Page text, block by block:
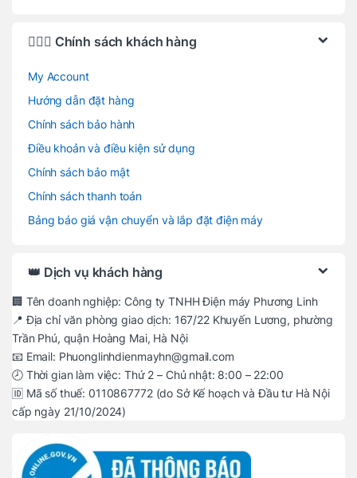
🙋🏻‍♂️ Chính sách khách hàng
My Account
Hướng dẫn đặt hàng
Chính sách bảo hành
Điều khoản và điều kiện sử dụng
Chính sách bảo mật
Chính sách thanh toán
Bảng báo giá vận chuyển và lắp đặt điện máy
👑 Dịch vụ khách hàng
🏢 Tên doanh nghiệp: Công ty TNHH Điện máy Phương Linh
📍 Địa chỉ văn phòng giao dịch: 167/22 Khuyến Lương, phường
Trần Phú, quận Hoàng Mai, Hà Nội
📧 Email: Phuonglinhdienmayhn@gmail.com
🕗 Thời gian làm việc: Thứ 2 – Chủ nhật: 8:00 – 22:00
🆔 Mã số thuế: 0110867772 (do Sở Kế hoạch và Đầu tư Hà Nội
cấp ngày 21/10/2024)